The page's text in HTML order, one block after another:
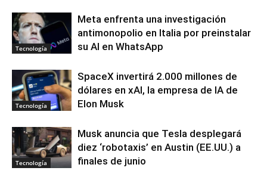
Tecnología
Meta enfrenta una investigación
antimonopolio en Italia por preinstalar
su AI en WhatsApp
Tecnología
SpaceX invertirá 2.000 millones de
dólares en xAI, la empresa de IA de
Elon Musk
Tecnología
Musk anuncia que Tesla desplegará
diez ‘robotaxis’ en Austin (EE.UU.) a
finales de junio